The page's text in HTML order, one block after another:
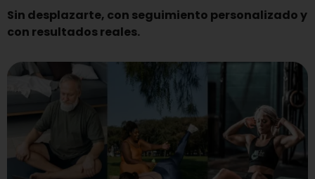
Sin desplazarte, con seguimiento personalizado y
con resultados reales.